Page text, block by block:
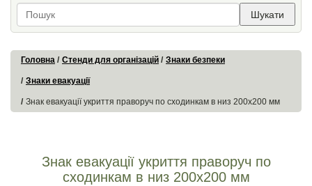
Шукати
Головна Стенди для організацій Знаки безпеки
Знаки евакуації
Знак евакуації укриття праворуч по сходинкам в низ 200х200 мм
Знак евакуації укриття праворуч по
сходинкам в низ 200х200 мм